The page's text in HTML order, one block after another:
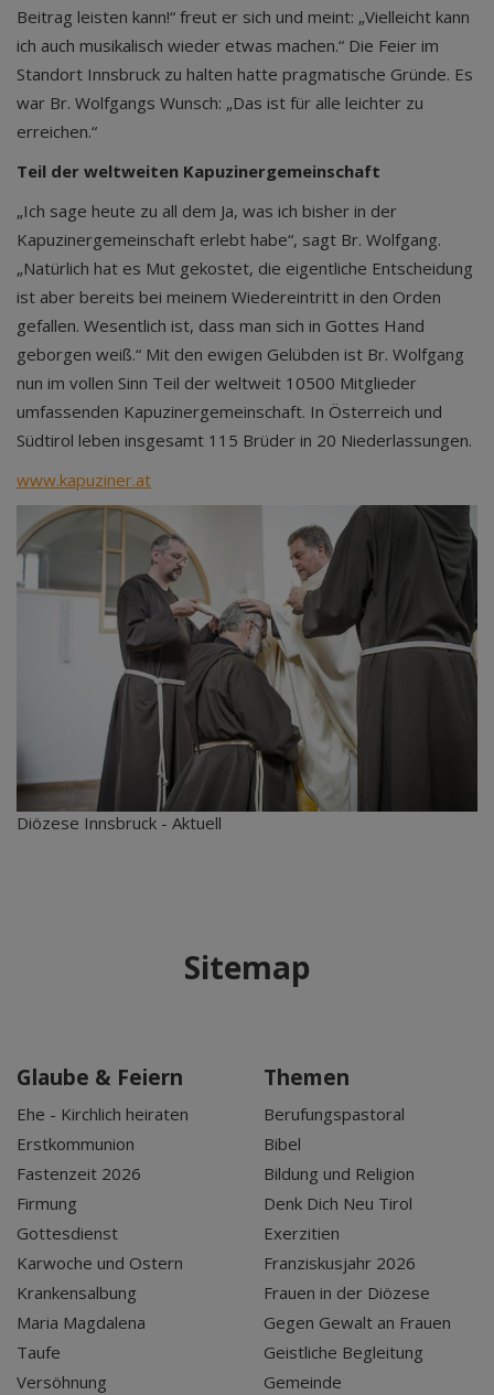
Beitrag leisten kann!“ freut er sich und meint: „Vielleicht kann
ich auch musikalisch wieder etwas machen.“ Die Feier im
Standort Innsbruck zu halten hatte pragmatische Gründe. Es
war Br. Wolfgangs Wunsch: „Das ist für alle leichter zu
erreichen.“
Teil der weltweiten Kapuzinergemeinschaft
„Ich sage heute zu all dem Ja, was ich bisher in der
Kapuzinergemeinschaft erlebt habe“, sagt Br. Wolfgang.
„Natürlich hat es Mut gekostet, die eigentliche Entscheidung
ist aber bereits bei meinem Wiedereintritt in den Orden
gefallen. Wesentlich ist, dass man sich in Gottes Hand
geborgen weiß.“ Mit den ewigen Gelübden ist Br. Wolfgang
nun im vollen Sinn Teil der weltweit 10500 Mitglieder
umfassenden Kapuzinergemeinschaft. In Österreich und
Südtirol leben insgesamt 115 Brüder in 20 Niederlassungen.
www.kapuziner.at
Diözese Innsbruck - Aktuell
Sitemap
Glaube & Feiern
Ehe - Kirchlich heiraten
Erstkommunion
Fastenzeit 2026
Firmung
Gottesdienst
Karwoche und Ostern
Krankensalbung
Maria Magdalena
Taufe
Versöhnung
Themen
Berufungspastoral
Bibel
Bildung und Religion
Denk Dich Neu Tirol
Exerzitien
Franziskusjahr 2026
Frauen in der Diözese
Gegen Gewalt an Frauen
Geistliche Begleitung
Gemeinde